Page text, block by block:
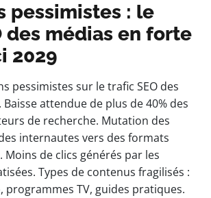
pessimistes : le
des médias en forte
2029
pessimistes sur le trafic SEO des
Baisse attendue de plus de 40% des
de recherche. Mutation des
internautes vers des formats
de clics générés par les
Types de contenus fragilisés :
programmes TV, guides pratiques.